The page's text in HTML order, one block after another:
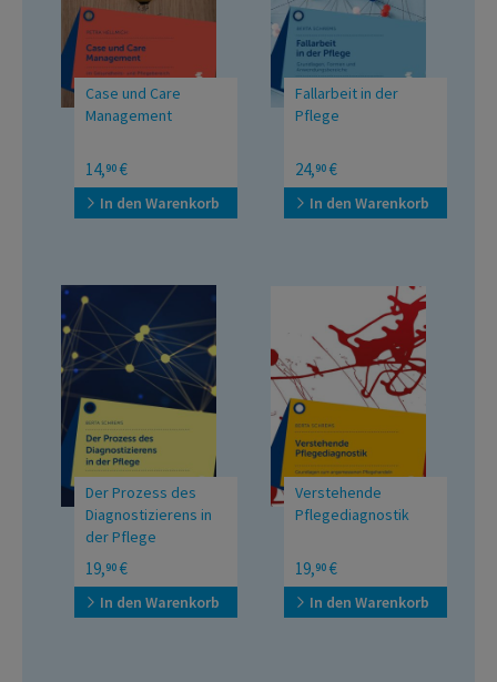
Case und Care
Management
Im Gesundheits- und
Pflegebereich
14,90 €
In den Warenkorb
Fallarbeit in der
Pflege
Grundlagen, Formen,
Anwendungsbereiche
24,90 €
In den Warenkorb
Der Prozess des
Diagnostizierens in
der Pflege
19,90 €
In den Warenkorb
Verstehende
Pflegediagnostik
Grundlagen zum
angemessenen
Pflegehandeln
19,90 €
In den Warenkorb